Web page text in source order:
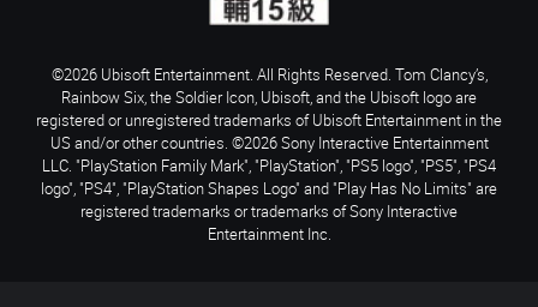
©2026 Ubisoft Entertainment. All Rights Reserved. Tom Clancy’s,
Rainbow Six, the Soldier Icon, Ubisoft, and the Ubisoft logo are
registered or unregistered trademarks of Ubisoft Entertainment in the
US and/or other countries. ©2026 Sony Interactive Entertainment
LLC. "PlayStation Family Mark", "PlayStation", "PS5 logo", "PS5", "PS4
logo", "PS4", "PlayStation Shapes Logo" and "Play Has No Limits" are
registered trademarks or trademarks of Sony Interactive
Entertainment Inc.